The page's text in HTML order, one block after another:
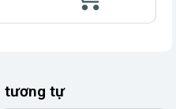
tương tự